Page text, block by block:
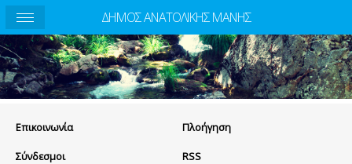
Eπικοινωνία Πλοήγηση
Σύνδεσμοι RSS
ΔΗΜΟΣ ΑΝΑΤΟΛΙΚΗΣ ΜΑΝΗΣ